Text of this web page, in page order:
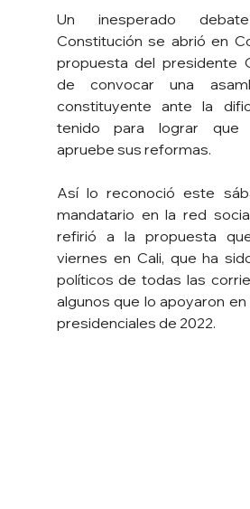
Un inesperado
Constitución se abrió en
propuesta del presidente
de convocar una
constituyente ante la
tenido para lograr que
apruebe sus reformas.
Así lo reconoció este
mandatario en la red
refirió a la propuesta
viernes en Cali, que ha
políticos de todas las
algunos que lo apoyaron
presidenciales de 2022.